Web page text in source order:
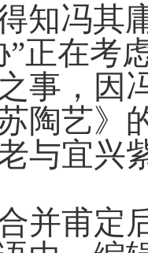
知冯其
”正在考
事，因
陶艺》
与宜兴
甫定后